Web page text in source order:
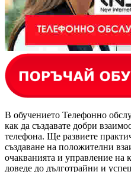
В обучението Телефонно
как да създавате добри
телефона. Ще развиете
създаване на положителни
очакванията и управление на
доведе до дълготрайни и